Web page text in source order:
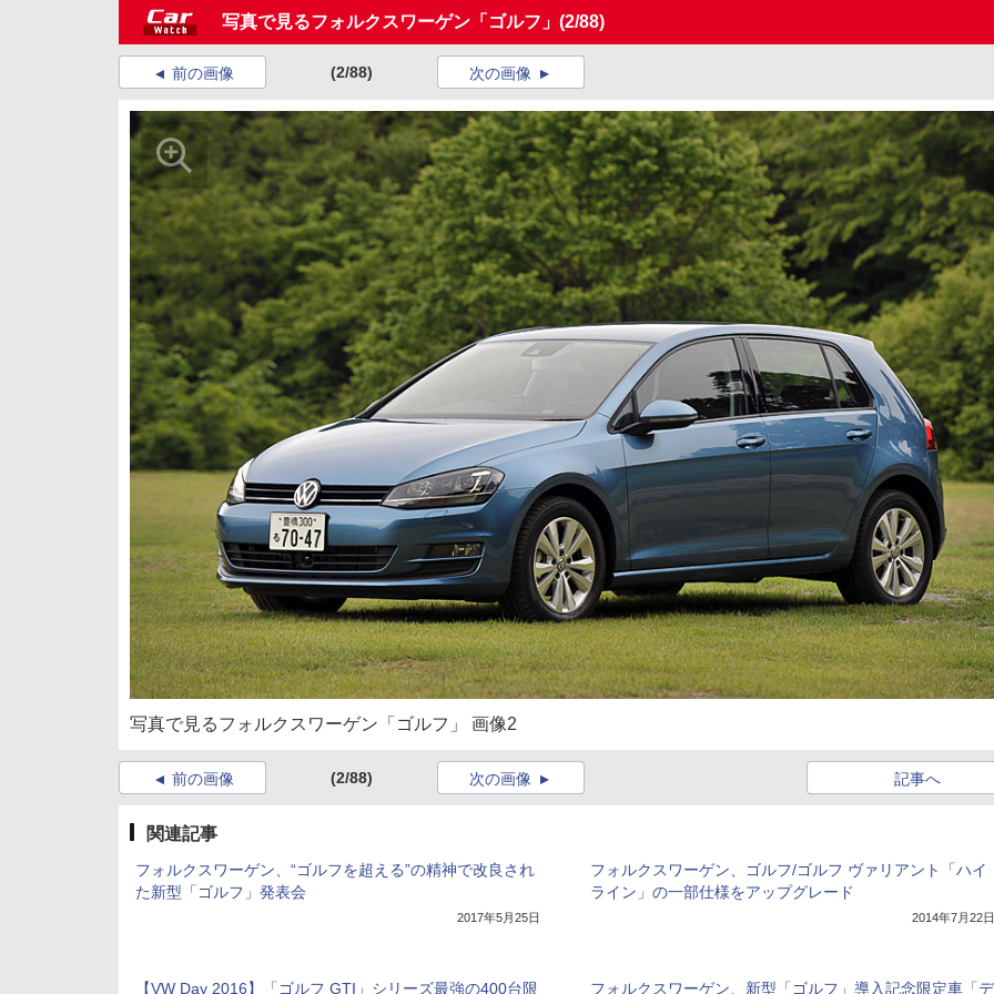
写真で見るフォルクスワーゲン「ゴルフ」 (2/88)
前の画像 (2/88) 次の画像
写真で見るフォルクスワーゲン「ゴルフ」 画像2
前の画像 (2/88) 記事へ
次の画像
関連記事
フォルクスワーゲン、“ゴルフを超える”の精神で改良され
た新型「ゴルフ」発表会
2017年5月25日
フォルクスワーゲン、ゴルフ/ゴルフ ヴァリアント「ハイ
ライン」の一部仕様をアップグレード
2014年7月22日
【VW Day 2016】「ゴルフ GTI」シリーズ最強の400台限 フォルクスワーゲン、新型「ゴルフ」導入記念限定車「デ